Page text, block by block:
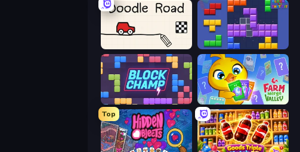
Blocks and that’s it
Block Champ Farm Merge Valley
Top